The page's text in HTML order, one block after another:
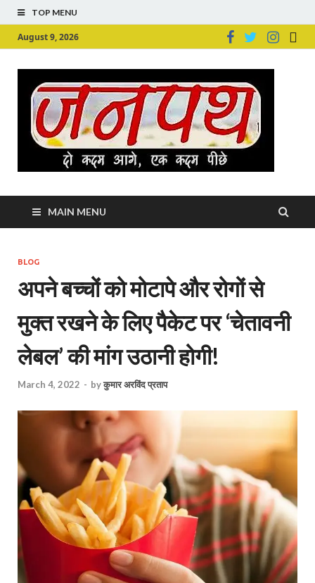
TOP MENU
August 9, 2026
MAIN MENU
BLOG
अपने बच्चों को मोटापे और रोगों से
मुक्त रखने के लिए पैकेट पर ‘चेतावनी
लेबल’ की मांग उठानी होगी!
March 4, 2022 - byकुमार अरविंद प्रताप